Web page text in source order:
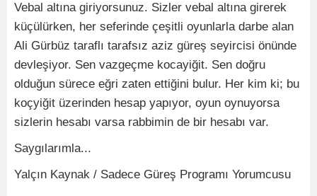
Vebal altına giriyorsunuz. Sizler vebal altına girerek
küçülürken, her seferinde çeşitli oyunlarla darbe alan
Ali Gürbüz taraflı tarafsız aziz güreş seyircisi önünde
devleşiyor. Sen vazgeçme kocayiğit. Sen doğru
olduğun sürece eğri zaten ettiğini bulur. Her kim ki; bu
koçyiğit üzerinden hesap yapıyor, oyun oynuyorsa
sizlerin hesabı varsa rabbimin de bir hesabı var.
Saygılarımla...
Yalçın Kaynak / Sadece Güreş Programı Yorumcusu